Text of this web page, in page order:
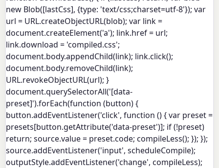
new Blob([lastCss], {type: 'text/css;charset=utf-8'}); var
url = URL.createObjectURL(blob); var link =
document.createElement('a'); link.href = url;
link.download = 'compiled.css';
document.body.appendChild(link); link.click();
document.body.removeChild(link);
URL.revokeObjectURL(url); }
document.querySelectorAll('[data-
preset]').forEach(function (button) {
button.addEventListener('click', function () { var preset =
presets[button.getAttribute('data-preset')]; if (!preset)
return; source.value = preset.code; compileLess(); }); });
source.addEventListener('input', scheduleCompile);
outputStyle.addEventListener('change', compileLess);